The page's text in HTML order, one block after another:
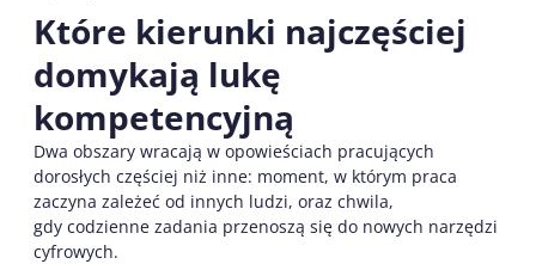
Które kierunki najczęściej
domykają lukę
kompetencyjną
Dwa obszary wracają w opowieściach pracujących
dorosłych częściej niż inne: moment, w którym praca
zaczyna zależeć od innych ludzi, oraz chwila,
gdy codzienne zadania przenoszą się do nowych narzędzi
cyfrowych.